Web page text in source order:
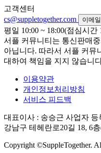
고객센터
cs@suppletogether.com
이메
평일 10:00 ~ 18:00(점심시
서플 커뮤니티는 통신판매
아닙니다. 따라서 서플 커뮤
대하여 책임을 지지 않습니
이용약관
개인정보처리방침
서비스 피드백
대표이사 : 송승근 사업자 등
강남구 테헤란로20길 18, 6
Copyright ©SuppleTogether.